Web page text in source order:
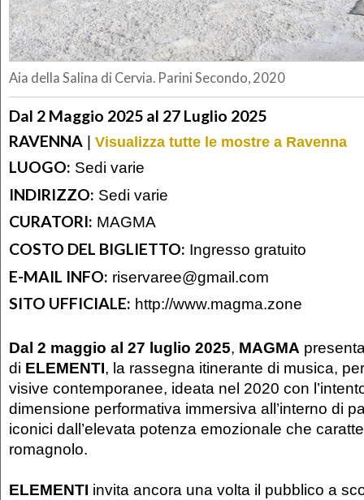
Aia della Salina di Cervia. Parini Secondo, 2020
Dal 2 Maggio 2025 al 27 Luglio 2025
RAVENNA | Visualizza tutte le mostre a Ravenna
LUOGO: Sedi varie
INDIRIZZO: Sedi varie
CURATORI: MAGMA
COSTO DEL BIGLIETTO: Ingresso gratuito
E-MAIL INFO: riservaree@gmail.com
SITO UFFICIALE: http://www.magma.zone
Dal 2 maggio al 27 luglio 2025, MAGMA
di ELEMENTI, la rassegna itinerante di musica,
visive contemporanee, ideata nel 2020 con
dimensione performativa immersiva all’interno di
iconici dall’elevata potenza emozionale che
romagnolo.
ELEMENTI invita ancora una volta il pubblico a